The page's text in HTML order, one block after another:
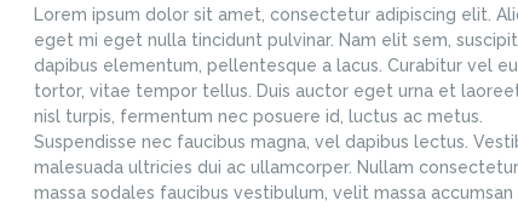
Lorem ipsum dolor sit amet, consectetur adipiscing elit.
eget mi eget nulla tincidunt pulvinar. Nam elit sem,
dapibus elementum, pellentesque a lacus. Curabitur vel
tortor, vitae tempor tellus. Duis auctor eget urna et
nisl turpis, fermentum nec posuere id, luctus ac metus.
Suspendisse nec faucibus magna, vel dapibus lectus.
malesuada ultricies dui ac ullamcorper. Nullam consectetur,
massa sodales faucibus vestibulum, velit massa accumsan